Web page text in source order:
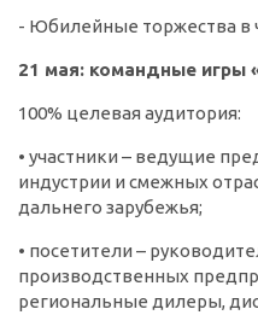
- Юбилейные торжества в
21 мая: командные игры
100% целевая аудитория:
• участники – ведущие
индустрии и смежных
дальнего зарубежья;
• посетители –
производственных
региональные дилеры,